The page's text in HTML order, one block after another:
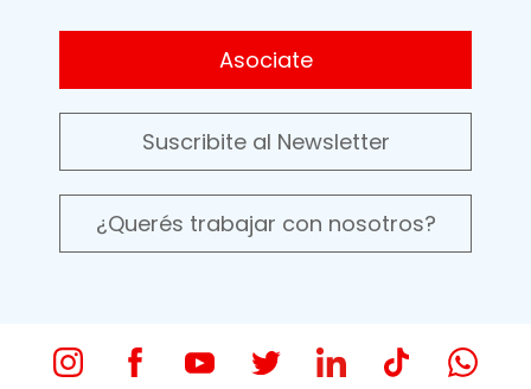
Asociate
Suscribite al Newsletter
¿Querés trabajar con nosotros?